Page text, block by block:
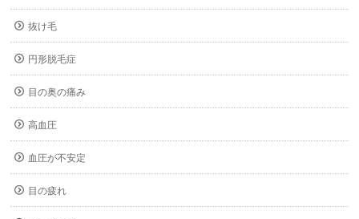
抜け毛
円形脱毛症
目の奥の痛み
高血圧
血圧が不安定
目の疲れ